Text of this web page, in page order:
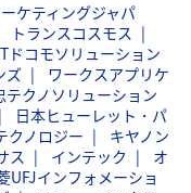
ケティングジャパ
トランスコスモス
ドコモソリューション
ズ
ワークスアプリケ
テクノソリューション
日本ヒューレット・パ
クノロジー
キヤノン
ス インテック
オ
UFJインフォメーショ